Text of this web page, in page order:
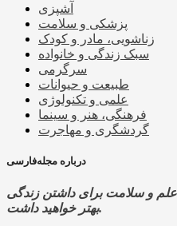
آشپزی
پزشکی و سلامت
زناشویی، مادر و کودک
سبک زندگی و خانواده
سرگرمی
طبیعت و حیوانات
علمی و تکنولوژی
فرهنگی، هنر و سینما
گردشگری و مهاجرت
درباره مجله‌فارسی
علم و سلامت برای داشتن زندگی
بهتر خواهید داشت.